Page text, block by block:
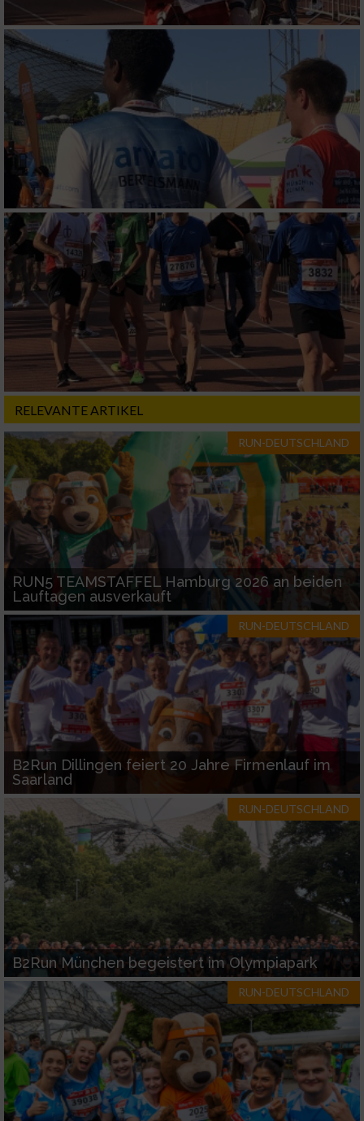
RELEVANTE ARTIKEL
RUN-DEUTSCHLAND
RUN5 TEAMSTAFFEL Hamburg 2026 an beiden
Lauftagen ausverkauft
RUN-DEUTSCHLAND
B2Run Dillingen feiert 20 Jahre Firmenlauf im
Saarland
RUN-DEUTSCHLAND
B2Run München begeistert im Olympiapark
RUN-DEUTSCHLAND